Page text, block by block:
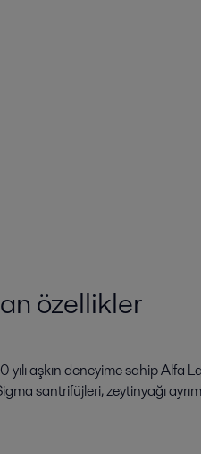
özellikler
60 yılı aşkın deneyime sahip
santrifüjleri, zeytinyağı